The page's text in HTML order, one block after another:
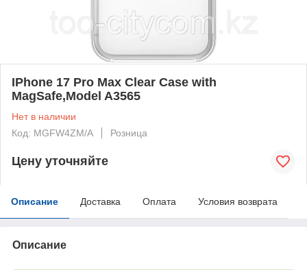
IPhone 17 Pro Max Clear Case with
MagSafe,Model A3565
Нет в наличии
Код: MGFW4ZM/A
Розница
Цену уточняйте
Описание Доставка Оплата Условия возврата
Описание